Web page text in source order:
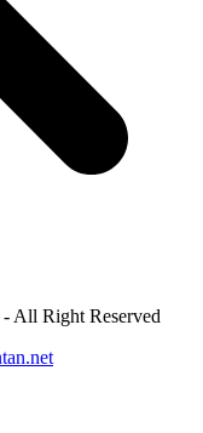
- All Right Reserved